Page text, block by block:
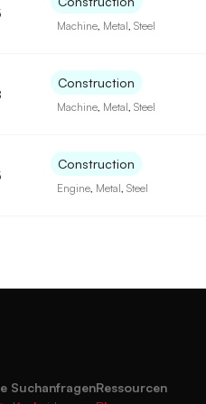
Machine Metal ,Steel
Construction
Machine Metal ,Steel
Construction
Engine Metal ,Steel
SuchanfragenRessourcen